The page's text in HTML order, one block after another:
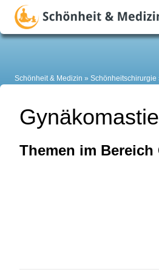
Schönheit & Medizin Schönheitschirurgie
Gynäkomastie
Themen im Bereich